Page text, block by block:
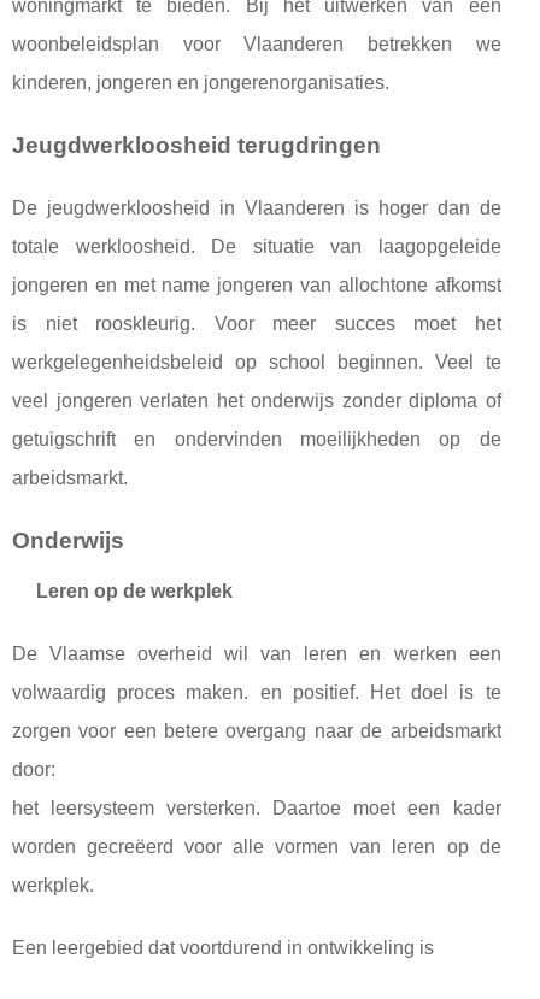
woningmarkt te bieden. Bij het uitwerken van een
woonbeleidsplan voor Vlaanderen betrekken we
kinderen, jongeren en jongerenorganisaties.
Jeugdwerkloosheid terugdringen
De jeugdwerkloosheid in Vlaanderen is hoger dan de
totale werkloosheid. De situatie van laagopgeleide
jongeren en met name jongeren van allochtone afkomst
is niet rooskleurig. Voor meer succes moet het
werkgelegenheidsbeleid op school beginnen. Veel te
veel jongeren verlaten het onderwijs zonder diploma of
getuigschrift en ondervinden moeilijkheden op de
arbeidsmarkt.
Onderwijs
Leren op de werkplek
De Vlaamse overheid wil van leren en werken een
volwaardig proces maken. en positief. Het doel is te
zorgen voor een betere overgang naar de arbeidsmarkt
door:
het leersysteem versterken. Daartoe moet een kader
worden gecreëerd voor alle vormen van leren op de
werkplek.
Een leergebied dat voortdurend in ontwikkeling is